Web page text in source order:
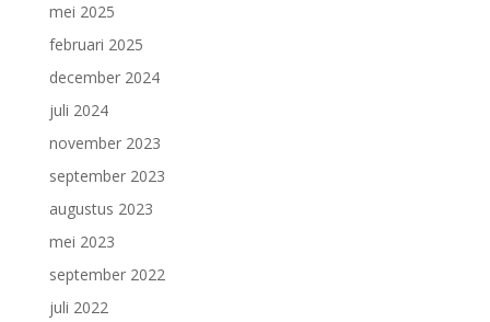
mei 2025
februari 2025
december 2024
juli 2024
november 2023
september 2023
augustus 2023
mei 2023
september 2022
juli 2022